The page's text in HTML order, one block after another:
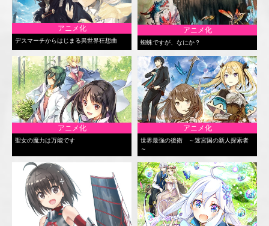
アニメ化
デスマーチからはじまる異世界狂想曲
アニメ化
蜘蛛ですが、なにか？
アニメ化
聖女の魔力は万能です
アニメ化
世界最強の後衛 ～迷宮国の新人探索者
～